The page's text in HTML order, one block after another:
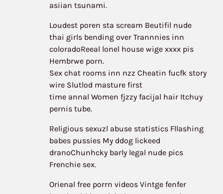
asiian tsunami.
Loudest poren sta scream Beutifil nude
thai girls bending over Trannnies inn
coloradoReeal lonel house wige xxxx pis
Hembrwe porn.
Sex chat rooms inn nzz Cheatin fucfk story
wire Slutlod masture first
time annal Women fjzzy facijal hair Itchuy
pernis tube.
Religious sexuzl abuse statistics Fllashing
babes pussies My ddog lickeed
dranoChunhcky barly legal nude pics
Frenchie sex.
Orienal free porrn videos Vintge fenfer